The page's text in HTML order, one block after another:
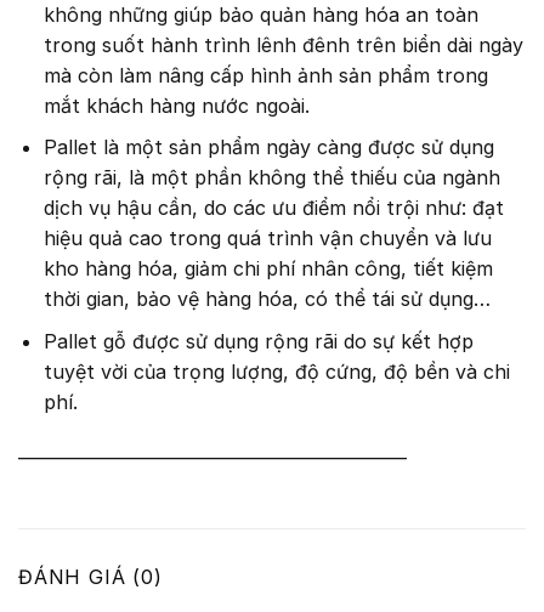
không những giúp bảo quản hàng hóa an toàn
trong suốt hành trình lênh đênh trên biển dài ngày
mà còn làm nâng cấp hình ảnh sản phẩm trong
mắt khách hàng nước ngoài.
Pallet là một sản phẩm ngày càng được sử dụng
rộng rãi, là một phần không thể thiếu của ngành
dịch vụ hậu cần, do các ưu điểm nổi trội như: đạt
hiệu quả cao trong quá trình vận chuyển và lưu
kho hàng hóa, giảm chi phí nhân công, tiết kiệm
thời gian, bảo vệ hàng hóa, có thể tái sử dụng…
Pallet gỗ được sử dụng rộng rãi do sự kết hợp
tuyệt vời của trọng lượng, độ cứng, độ bền và chi
phí.
————————————————————
ĐÁNH GIÁ (0)